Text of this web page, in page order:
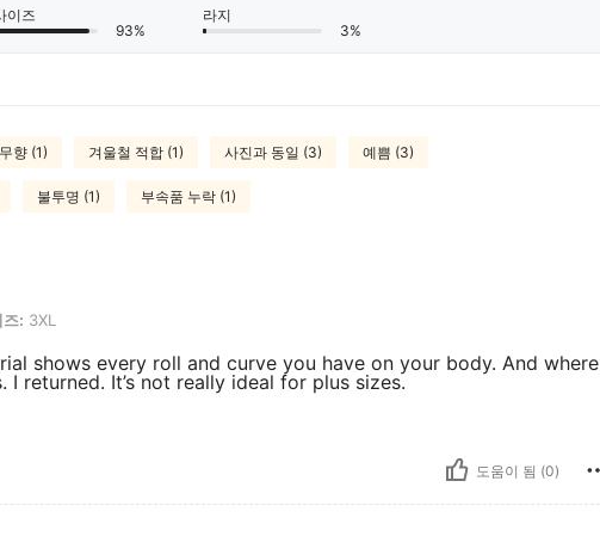
이즈
93%
라지
3%
무향 (1) 겨울철 적합 (1) 사진과 동일 (3) 예쁨 (3)
불투명 (1) 부속품 누락 (1)
즈: 3XL
shows every roll and curve you have on your body. And where
I returned. It’s not really ideal for plus sizes.
도움이 됨 (0)